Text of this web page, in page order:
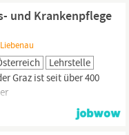
Vergütung
und Krankenpflege
Lehrstelle
Graz ist seit über 400
Krankenhaus der